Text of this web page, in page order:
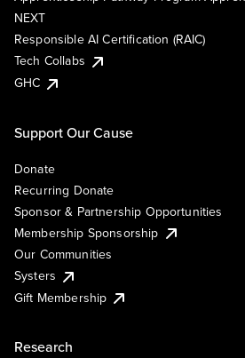
NEXT
Responsible AI Certification (RAIC)
Tech Collabs
GHC
Support Our Cause
Donate
Recurring Donate
Sponsor & Partnership Opportunities
Membership Sponsorship
Our Communities
Systers
Gift Membership
Research